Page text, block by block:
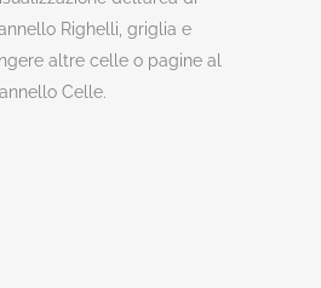
Righelli, griglia e
altre celle o pagine al
Celle.